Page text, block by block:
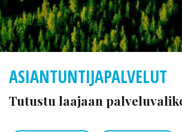
ASIANTUNTIJAPALVELUT
Tutustu laajaan